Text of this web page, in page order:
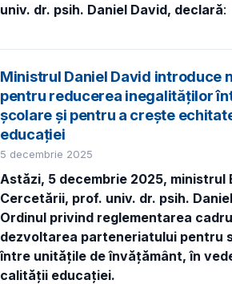
univ. dr. psih. Daniel David, declară:
Ministrul Daniel David introduce
pentru reducerea inegalităților
școlare și pentru a crește
educației
5 decembrie 2025
Astăzi, 5 decembrie 2025, ministrul
Cercetării, prof. univ. dr. psih.
Ordinul privind reglementarea
dezvoltarea parteneriatului pentru
între unitățile de învățământ, în
calității educației.